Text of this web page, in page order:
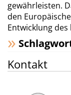
gewährleisten.
den
Entwicklung
Kontakt